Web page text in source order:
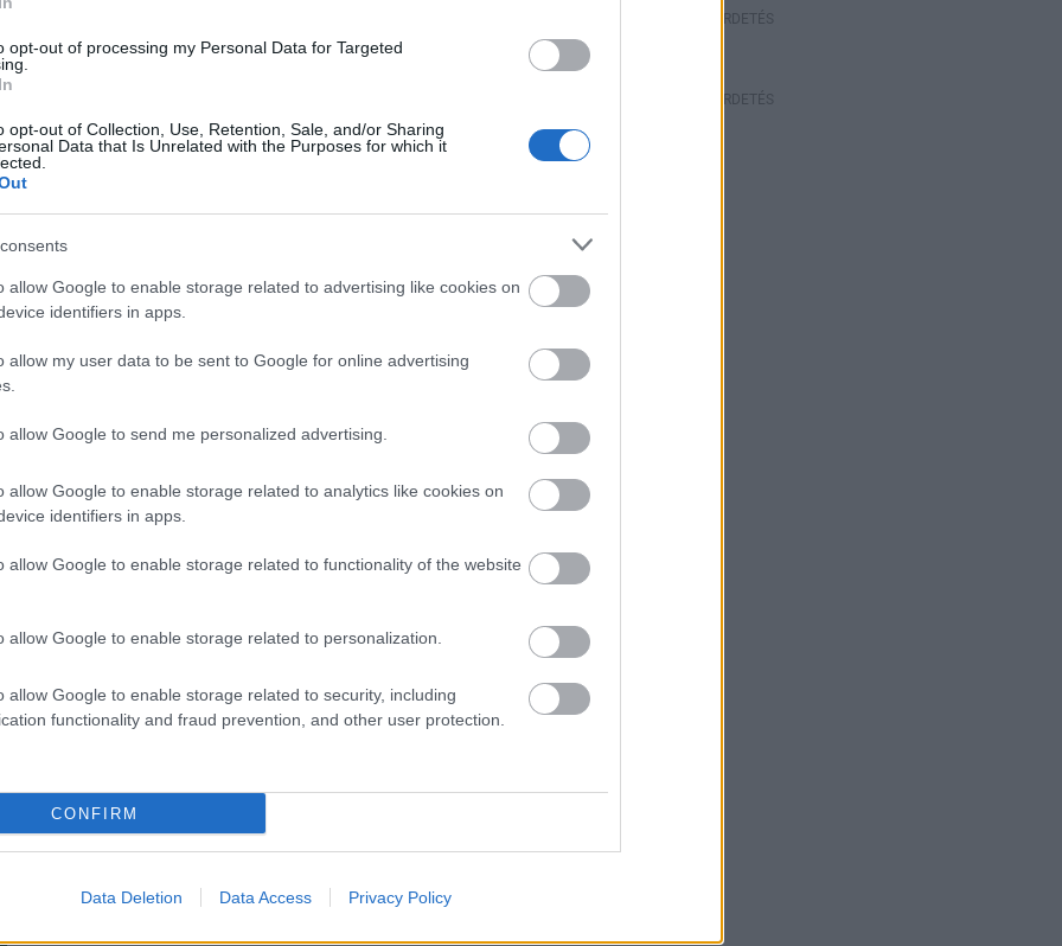
opt-out of processing my Personal Data for Targeted
opt-out of Collection, Use, Retention, Sale, and/or Sharing
Data that Is Unrelated with the Purposes for which it
allow Google to enable storage related to advertising like cookies on
identifiers in apps.
allow my user data to be sent to Google for online advertising
allow Google to send me personalized advertising.
allow Google to enable storage related to analytics like cookies on
identifiers in apps.
allow Google to enable storage related to functionality of the website
allow Google to enable storage related to personalization.
allow Google to enable storage related to security, including
functionality and fraud prevention, and other user protection.
CONFIRM
Data Deletion Data Access Privacy Policy
31-tol-aprilis-2-ig
szakirányú
erősít a Gál
Országos hírek
A lakosságra is fontos szerep
hárul a szúnyoginvázió
Történelmi táj, amelynek minden
köve mesél – megújul a tatai
M1 bővítés: már zajlik a teljesen új
HIRDETÉS
HIRDETÉS